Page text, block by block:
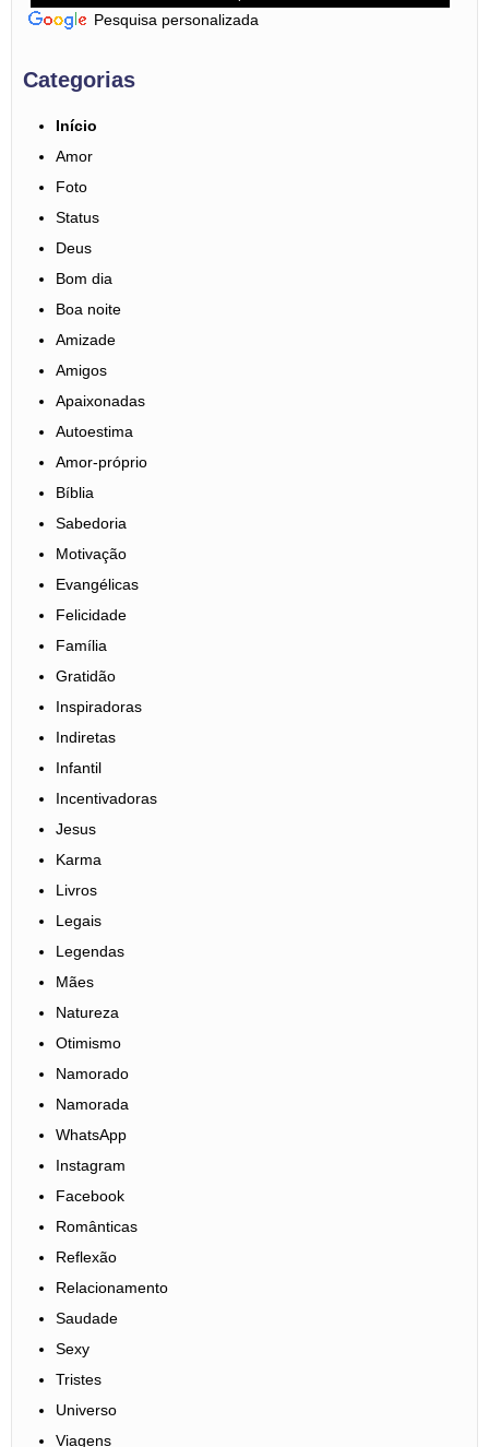
Pesquisa personalizada
Categorias
Início
Amor
Foto
Status
Deus
Bom dia
Boa noite
Amizade
Amigos
Apaixonadas
Autoestima
Amor-próprio
Bíblia
Sabedoria
Motivação
Evangélicas
Felicidade
Família
Gratidão
Inspiradoras
Indiretas
Infantil
Incentivadoras
Jesus
Karma
Livros
Legais
Legendas
Mães
Natureza
Otimismo
Namorado
Namorada
WhatsApp
Instagram
Facebook
Românticas
Reflexão
Relacionamento
Saudade
Sexy
Tristes
Universo
Viagens